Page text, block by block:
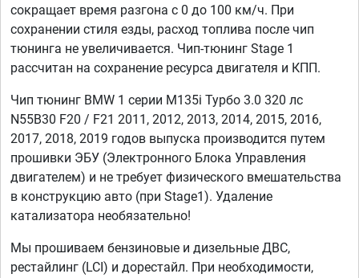
сокращает время разгона с 0 до 100 км/ч. При
сохранении стиля езды, расход топлива после чип
тюнинга не увеличивается. Чип-тюнинг Stage 1
рассчитан на сохранение ресурса двигателя и КПП.
Чип тюнинг BMW 1 серии M135i Турбо 3.0 320 лс
N55B30 F20 / F21 2011, 2012, 2013, 2014, 2015, 2016,
2017, 2018, 2019 годов выпуска производится путем
прошивки ЭБУ (Электронного Блока Управления
двигателем) и не требует физического вмешательства
в конструкцию авто (при Stage1). Удаление
катализатора необязательно!
Мы прошиваем бензиновые и дизельные ДВС,
рестайлинг (LCI) и дорестайл. При необходимости,